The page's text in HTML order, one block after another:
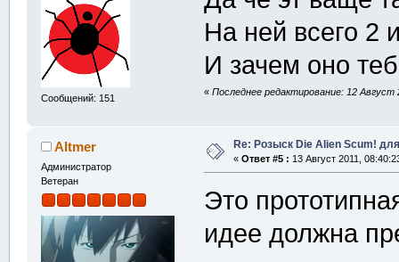
Сообщений: 151
На ней всего 2
И зачем оно
«Последнее редактирование: 12
Altmer
Администратор
Ветеран
Re: Розыск Die Alien Scum!
« Ответ #5 : 13 Август 2011,
Это
идее должна